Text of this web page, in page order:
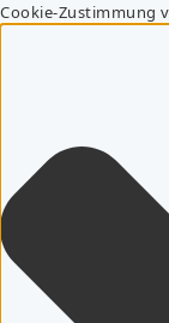
Cookie-Zustimmung